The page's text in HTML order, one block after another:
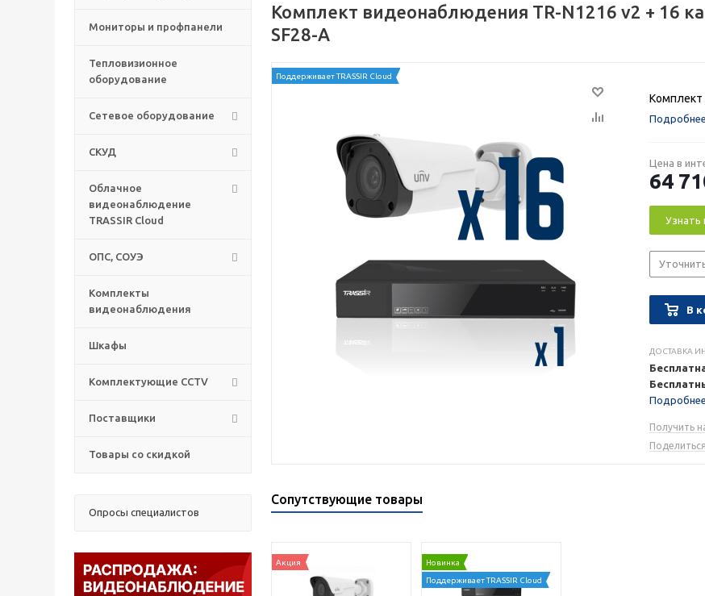
Мониторы и профпанели
Тепловизионное
оборудование
Сетевое оборудование
СКУД
Облачное
видеонаблюдение
TRASSIR Cloud
ОПС, СОУЭ
Комплекты
видеонаблюдения
Шкафы
Комплектующие CCTV
Поставщики
Товары со скидкой
Опросы специалистов
Комплект видеонаблюдения TR-N1216 v2 + 16
SF28-A
Поддерживает TRASSIR Cloud
Комплект
Подробнее
Цена в
64
Узнать
В
ДОСТАВКА
Получить
Сопутствующие товары
Акция
Новинка
Поддерживает TRASSIR Cloud